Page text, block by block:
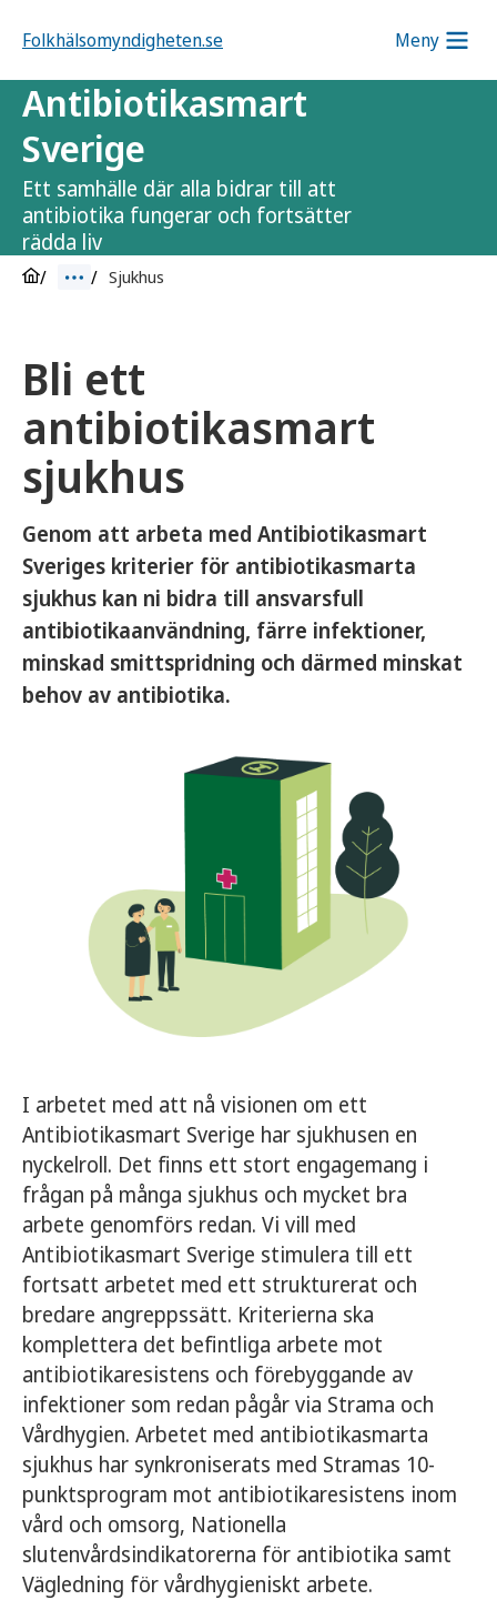
Folkhälsomyndigheten.se Meny
Antibiotikasmart
Sverige
Ett samhälle där alla bidrar till att
antibiotika fungerar och fortsätter
rädda liv
Sjukhus
Bli ett
antibiotikasmart
sjukhus
Genom att arbeta med Antibiotikasmart
Sveriges kriterier för antibiotikasmarta
sjukhus kan ni bidra till ansvarsfull
antibiotikaanvändning, färre infektioner,
minskad smittspridning och därmed minskat
behov av antibiotika.
I arbetet med att nå visionen om ett
Antibiotikasmart Sverige har sjukhusen en
nyckelroll. Det finns ett stort engagemang i
frågan på många sjukhus och mycket bra
arbete genomförs redan. Vi vill med
Antibiotikasmart Sverige stimulera till ett
fortsatt arbetet med ett strukturerat och
bredare angreppssätt. Kriterierna ska
komplettera det befintliga arbete mot
antibiotikaresistens och förebyggande av
infektioner som redan pågår via Strama och
Vårdhygien. Arbetet med antibiotikasmarta
sjukhus har synkroniserats med Stramas 10-
punktsprogram mot antibiotikaresistens inom
vård och omsorg, Nationella
slutenvårdsindikatorerna för antibiotika samt
Vägledning för vårdhygieniskt arbete.